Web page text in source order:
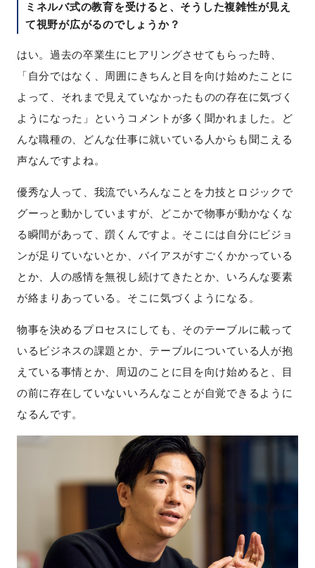
ミネルバ式の教育を受けると、そうした複雑性が見え
て視野が広がるのでしょうか？
はい。過去の卒業生にヒアリングさせてもらった時、
「自分ではなく、周囲にきちんと目を向け始めたことに
よって、それまで見えていなかったものの存在に気づく
ようになった」というコメントが多く聞かれました。ど
んな職種の、どんな仕事に就いている人からも聞こえる
声なんですよね。
優秀な人って、我流でいろんなことを力技とロジックで
グーっと動かしていますが、どこかで物事が動かなくな
る瞬間があって、躓くんですよ。そこには自分にビジョ
ンが足りていないとか、バイアスがすごくかかっている
とか、人の感情を無視し続けてきたとか、いろんな要素
が絡まりあっている。そこに気づくようになる。
物事を決めるプロセスにしても、そのテーブルに載って
いるビジネスの課題とか、テーブルについている人が抱
えている事情とか、周辺のことに目を向け始めると、目
の前に存在していないいろんなことが自覚できるように
なるんです。